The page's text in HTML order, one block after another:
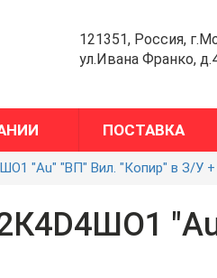
121351, Россия,
ул.Ивана Франко,
ПОСТАВКА
"Au" "ВП" Вил. "Копир" в З/У +